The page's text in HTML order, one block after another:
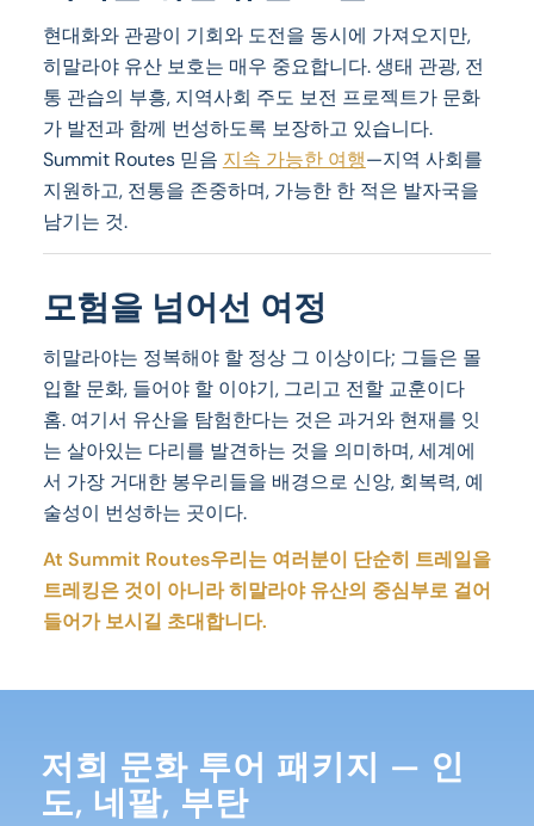
현대화와 관광이 기회와 도전을 동시에 가져오지만,
히말라야 유산 보호는 매우 중요합니다. 생태 관광, 전
통 관습의 부흥, 지역사회 주도 보전 프로젝트가 문화
가 발전과 함께 번성하도록 보장하고 있습니다.
Summit Routes 믿음 지속 가능한 여행—지역 사회를
지원하고, 전통을 존중하며, 가능한 한 적은 발자국을
남기는 것.
모험을 넘어선 여정
히말라야는 정복해야 할 정상 그 이상이다; 그들은 몰
입할 문화, 들어야 할 이야기, 그리고 전할 교훈이다
홈. 여기서 유산을 탐험한다는 것은 과거와 현재를 잇
는 살아있는 다리를 발견하는 것을 의미하며, 세계에
서 가장 거대한 봉우리들을 배경으로 신앙, 회복력, 예
술성이 번성하는 곳이다.
At Summit Routes우리는 여러분이 단순히 트레일을
트레킹은 것이 아니라 히말라야 유산의 중심부로 걸어
들어가 보시길 초대합니다.
저희 문화 투어 패키지 — 인
도, 네팔, 부탄